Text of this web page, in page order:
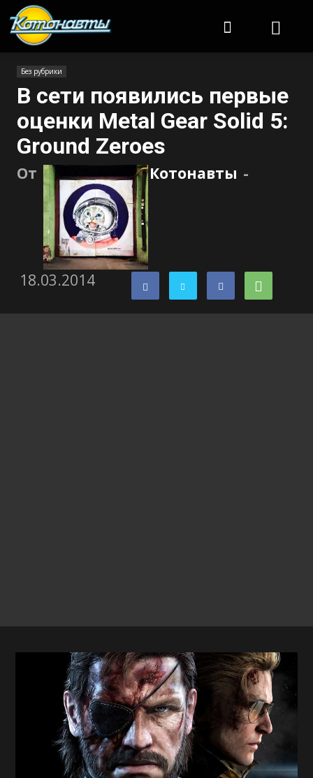
Без рубрики
В сети появились первые
оценки Metal Gear Solid 5:
Ground Zeroes
От Котонавты -
18.03.2014